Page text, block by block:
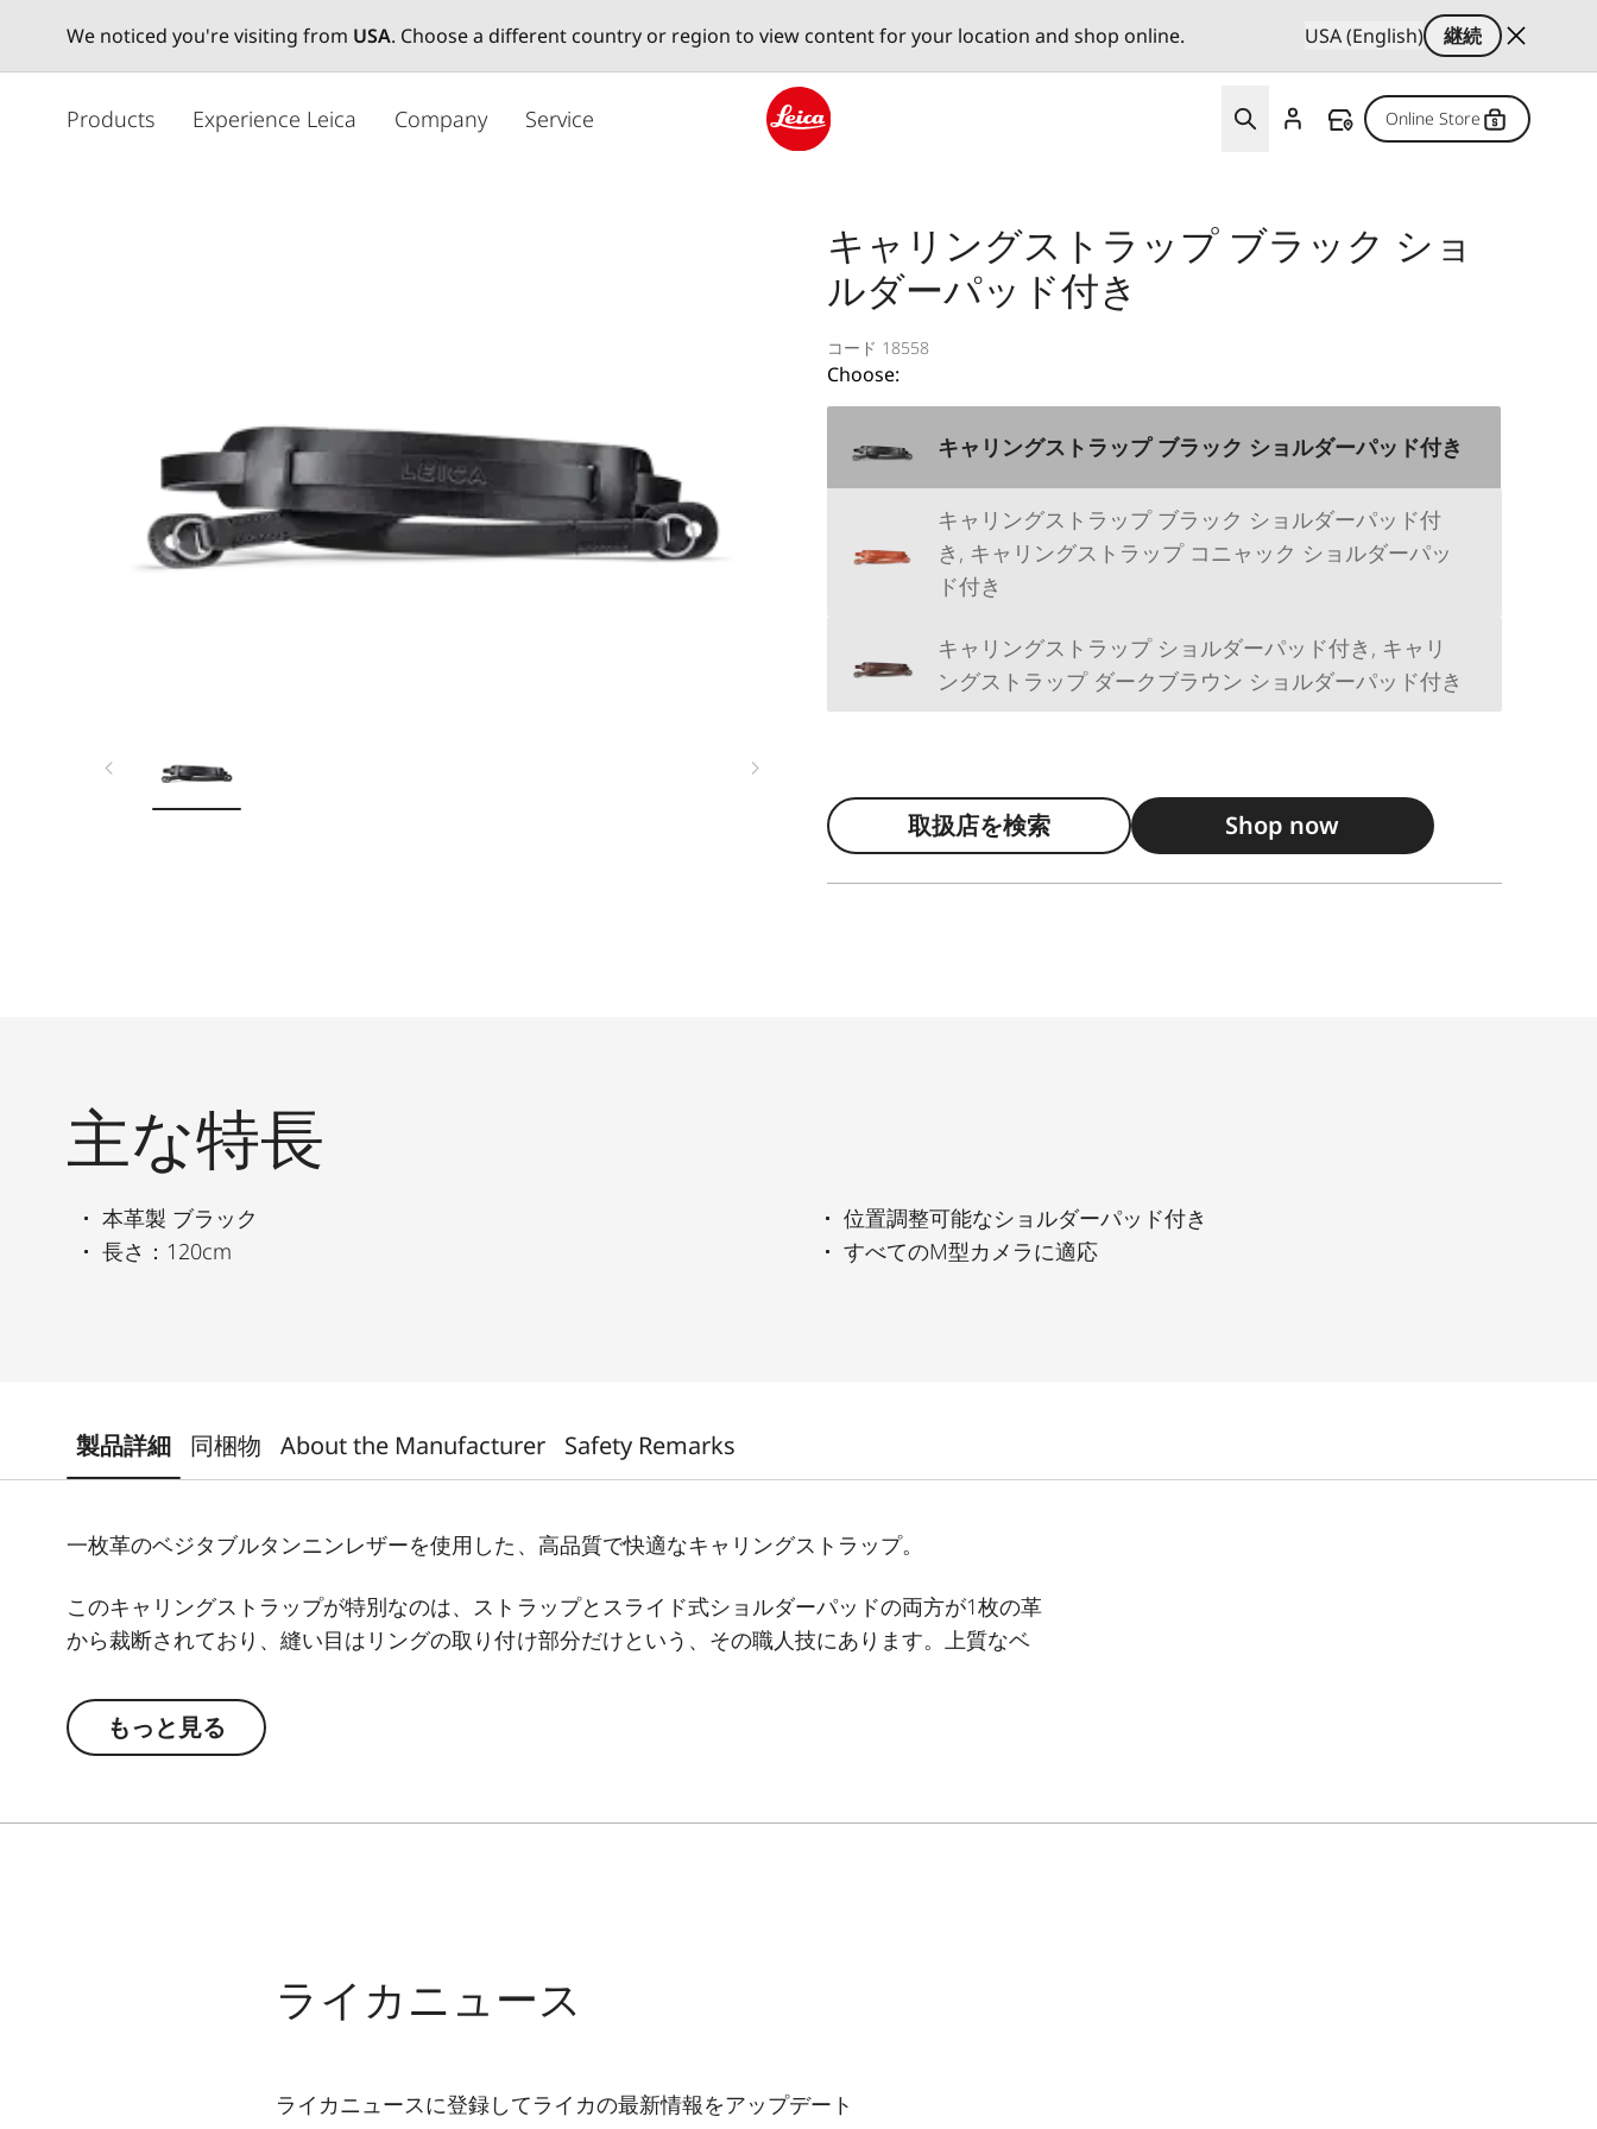
We noticed you're visiting from USA. Choose a different country or region to view content for your location and shop online. USA (English)
継続
Products Experience Leica Company Service Online Store
キャリングストラップ ブラック ショ
ルダーパッド付き
コード 18558
Choose:
キャリングストラップ ブラック ショルダーパッド付き
キャリングストラップ ブラック ショルダーパッド付
き, キャリングストラップ コニャック ショルダーパッ
ド付き
キャリングストラップ ショルダーパッド付き, キャリ
ングストラップ ダークブラウン ショルダーパッド付き
取扱店を検索 Shop now
主な特長
本革製 ブラック
長さ：120cm
位置調整可能なショルダーパッド付き
すべてのM型カメラに適応
製品詳細 同梱物 About the Manufacturer Safety Remarks
一枚革のベジタブルタンニンレザーを使用した、高品質で快適なキャリングストラップ。
このキャリングストラップが特別なのは、ストラップとスライド式ショルダーパッドの両方が1枚の革
から裁断されており、縫い目はリングの取り付け部分だけという、その職人技にあります。上質なベ
てきます。また、ストラップの中央にはライカのロゴが控えめに型押しされています。すべてのM型
カメラにお使いいただけます。
もっと見る
ライカニュース
ライカニュースに登録してライカの最新情報をアップデート